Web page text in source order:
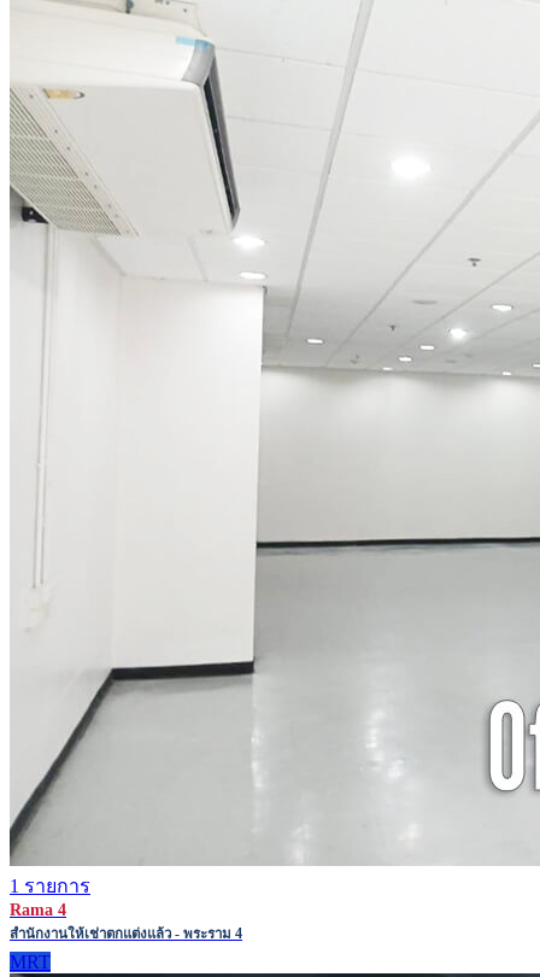
1 รายการ
Rama 4
สำนักงานให้เช่าตกแต่งแล้ว - พระราม 4
MRT